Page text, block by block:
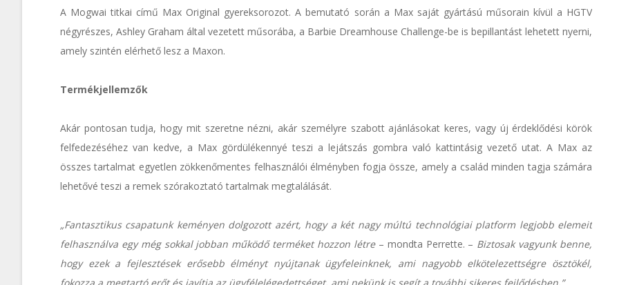
A Mogwai titkai című Max Original gyereksorozot. A bemutató során a Max saját gyártású műsorain kívül a HGTV
négyrészes, Ashley Graham által vezetett műsorába, a Barbie Dreamhouse Challenge-be is bepillantást lehetett nyerni,
amely szintén elérhető lesz a Maxon.
Termékjellemzők
Akár pontosan tudja, hogy mit szeretne nézni, akár személyre szabott ajánlásokat keres, vagy új érdeklődési körök
felfedezéséhez van kedve, a Max gördülékennyé teszi a lejátszás gombra való kattintásig vezető utat. A Max az
összes tartalmat egyetlen zökkenőmentes felhasználói élményben fogja össze, amely a család minden tagja számára
lehetővé teszi a remek szórakoztató tartalmak megtalálását.
„Fantasztikus csapatunk keményen dolgozott azért, hogy a két nagy múltú technológiai platform legjobb elemeit
felhasználva egy még sokkal jobban működő terméket hozzon létre– mondta Perrette. – Biztosak vagyunk benne,
hogy ezek a fejlesztések erősebb élményt nyújtanak ügyfeleinknek, ami nagyobb elkötelezettségre ösztökél,
fokozza a megtartó erőt és javítja az ügyfélelégedettséget, ami nekünk is segít a további sikeres fejlődésben.”